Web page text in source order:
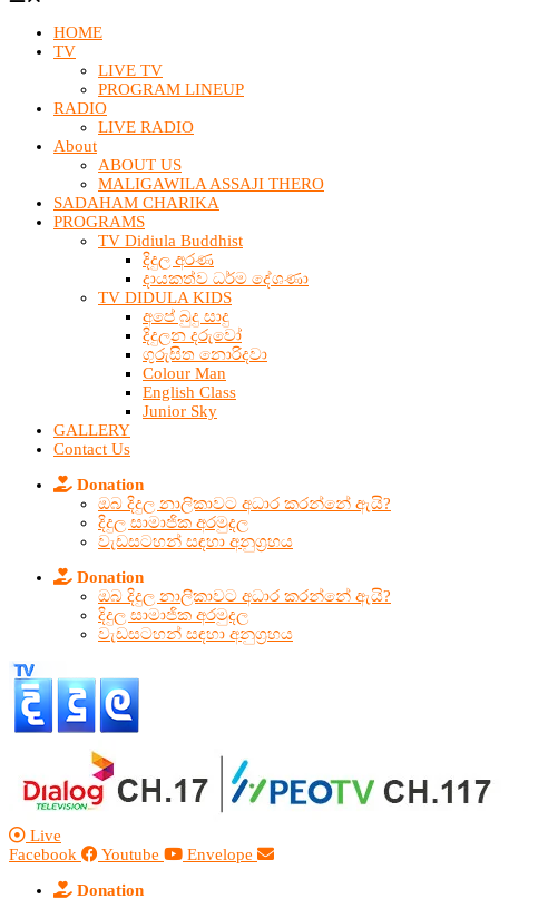
HOME
TV
LIVE TV
PROGRAM LINEUP
RADIO
LIVE RADIO
About
ABOUT US
MALIGAWILA ASSAJI THERO
SADAHAM CHARIKA
PROGRAMS
TV Didiula Buddhist
දිදුල අරණ
දායකත්ව ධර්ම දේශණා
TV DIDULA KIDS
අපේ බුදු සාදු
දිදුලන දරුවෝ
ගුරුසිත නොරිදවා
Colour Man
English Class
Junior Sky
GALLERY
Contact Us
Donation
ඔබ දිදුල නාලිකාවට අධාර කරන්නේ ඇයි?
දිදුල සාමාජික අරමුදල
වැඩසටහන් සඳහා අනුග්‍රහය
Donation
ඔබ දිදුල නාලිකාවට අධාර කරන්නේ ඇයි?
දිදුල සාමාජික අරමුදල
වැඩසටහන් සඳහා අනුග්‍රහය
Live
Facebook
Youtube Envelope
Donation